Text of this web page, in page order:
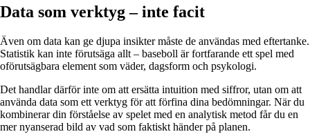
Data som verktyg – inte facit
Även om data kan ge djupa insikter måste de användas med eftertanke.
Statistik kan inte förutsäga allt – baseboll är fortfarande ett spel med
oförutsägbara element som väder, dagsform och psykologi.
Det handlar därför inte om att ersätta intuition med siffror, utan om att
använda data som ett verktyg för att förfina dina bedömningar. När du
kombinerar din förståelse av spelet med en analytisk metod får du en
mer nyanserad bild av vad som faktiskt händer på planen.